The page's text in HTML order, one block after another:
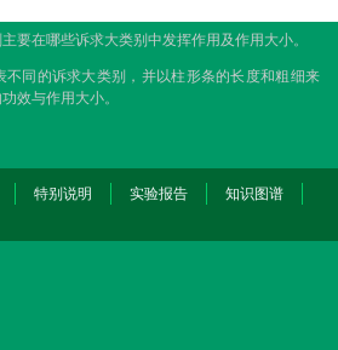
要在哪些诉求大类别中发挥作用及作用大小。
同的诉求大类别，并以柱形条的长度和粗细来
效与作用大小。
特别说明 实验报告
知识图谱